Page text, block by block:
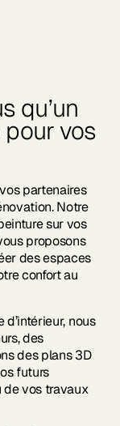
qu’un
pour vos
partenaires
Notre
sur vos
proposons
des espaces
confort au
nous
des
des plans 3D
futurs
de vos travaux